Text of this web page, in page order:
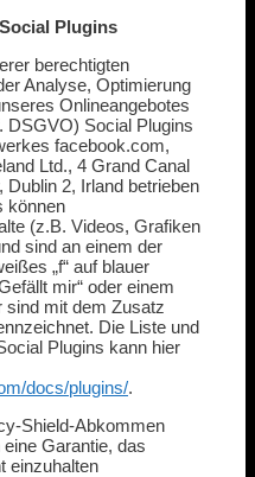
Plugins
berechtigten
Analyse, Optimierung
Onlineangebotes
DSGVO) Social Plugins
facebook.com,
Ltd., 4 Grand Canal
Dublin 2, Irland betrieben
können
(z.B. Videos, Grafiken
sind an einem der
„f“ auf blauer
mir“ oder einem
sind mit dem Zusatz
Die Liste und
Plugins kann hier
docs/plugins/.
Shield-Abkommen
Garantie, das
einzuhalten